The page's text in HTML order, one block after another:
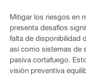
Mitigar los riesgos en
presenta desafíos
falta de disponibilidad
así como sistemas de
pasiva cortafuego.
visión preventiva